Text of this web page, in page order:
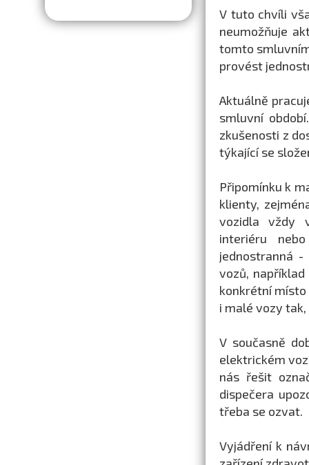
V tuto chvíli
neumožňuje
tomto
provést
Aktuálně
smluvní
zkušenosti z
týkající se
Připomínku k
klienty,
vozidla vždy
interiéru
jednostranná
vozů,
konkrétní
i malé vozy
V současně
elektrickém
nás řešit
dispečera
třeba se ozvat.
Vyjádření k